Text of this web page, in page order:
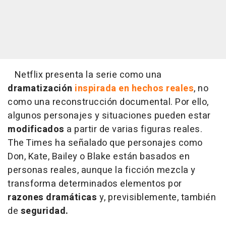
Netflix presenta la serie como una
dramatización inspirada en hechos reales, no
como una reconstrucción documental. Por ello,
algunos personajes y situaciones pueden estar
modificados a partir de varias figuras reales.
The Times ha señalado que personajes como
Don, Kate, Bailey o Blake están basados en
personas reales, aunque la ficción mezcla y
transforma determinados elementos por
razones dramáticas y, previsiblemente, también
de seguridad.